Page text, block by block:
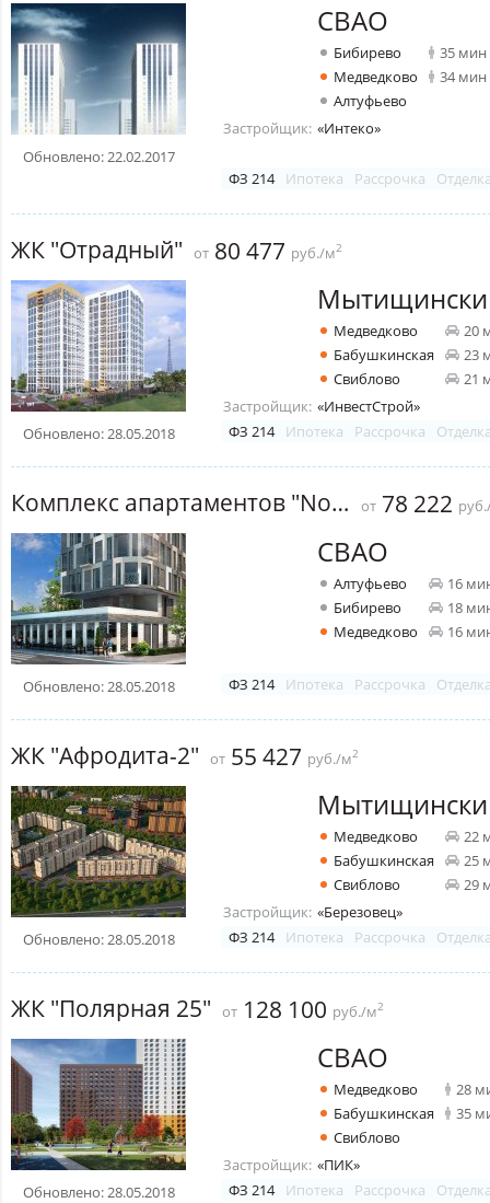
Обновлено: 22.02.2017
СВАО
Бибирево
35 мин
Медведково
34 мин
Алтуфьево
Застройщик: «Интеко»
ФЗ 214 Ипотека Рассрочка
ЖК "Отрадный" от 80 477 руб./м2
Обновлено: 28.05.2018
Медведково
20
Бабушкинская
23
Свиблово
21
Застройщик: «ИнвестСтрой»
ФЗ 214
Ипотека Рассрочка
Комплекс апартаментов "Nord" (Норд) от 78 222
Обновлено: 28.05.2018
СВАО
Алтуфьево
16
Бибирево
18
Медведково
16
ФЗ 214 Ипотека Рассрочка
ЖК "Афродита-2" от 55 427 руб./м2
Обновлено: 28.05.2018
Медведково
22
Бабушкинская
25
Свиблово
29
Застройщик: «Березовец»
ФЗ 214
Ипотека Рассрочка
ЖК "Полярная 25" от 128 100 руб./м2
Обновлено: 28.05.2018
СВАО
Медведково
28
Бабушкинская
35
Свиблово
Застройщик: «ПИК»
ФЗ 214
Ипотека Рассрочка